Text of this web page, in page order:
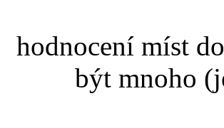
hodnocení míst
být mnoho